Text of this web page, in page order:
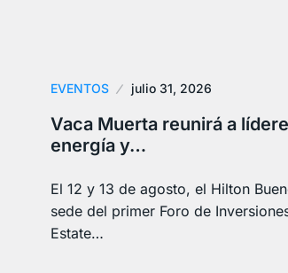
EVENTOS julio 31, 2026
Vaca Muerta reunirá a
energía y…
El 12 y 13 de agosto, el Hilton
sede del primer Foro de
Estate…